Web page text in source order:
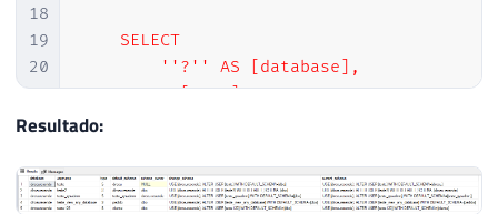
18
19
20
21
22
24
25
    SELECT
        ''?'' AS [database],
        A.[name] AS username,
        A.type,
        C.[name] AS [schema_owner],
''USE [?]; ALTER USER ['' +
Resultado: